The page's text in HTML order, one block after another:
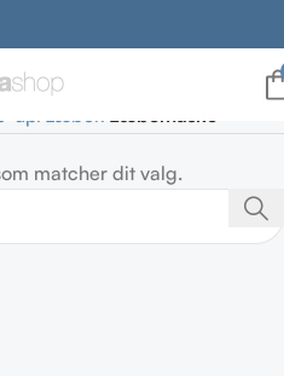
matcher dit valg.